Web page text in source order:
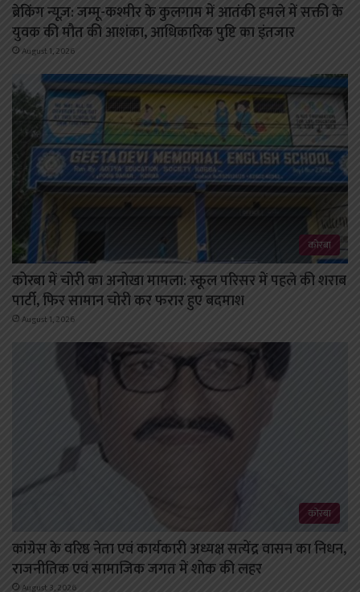
ब्रेकिंग न्यूज़: जम्मू-कश्मीर के कुलगाम में आतंकी हमले में सक्ती के
युवक की मौत की आशंका, आधिकारिक पुष्टि का इंतजार
August 1, 2026
कोरबा
कोरबा में चोरी का अनोखा मामला: स्कूल परिसर में पहले की शराब
पार्टी, फिर सामान चोरी कर फरार हुए बदमाश
August 1, 2026
कोरबा
कांग्रेस के वरिष्ठ नेता एवं कार्यकारी अध्यक्ष सत्येंद्र वासन का निधन,
राजनीतिक एवं सामाजिक जगत में शोक की लहर
August 3, 2026